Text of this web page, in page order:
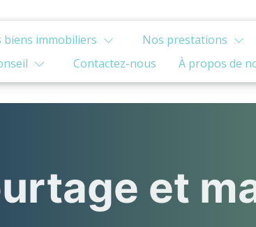
biens immobiliers Nos prestations
Contactez-nous À propos de
et